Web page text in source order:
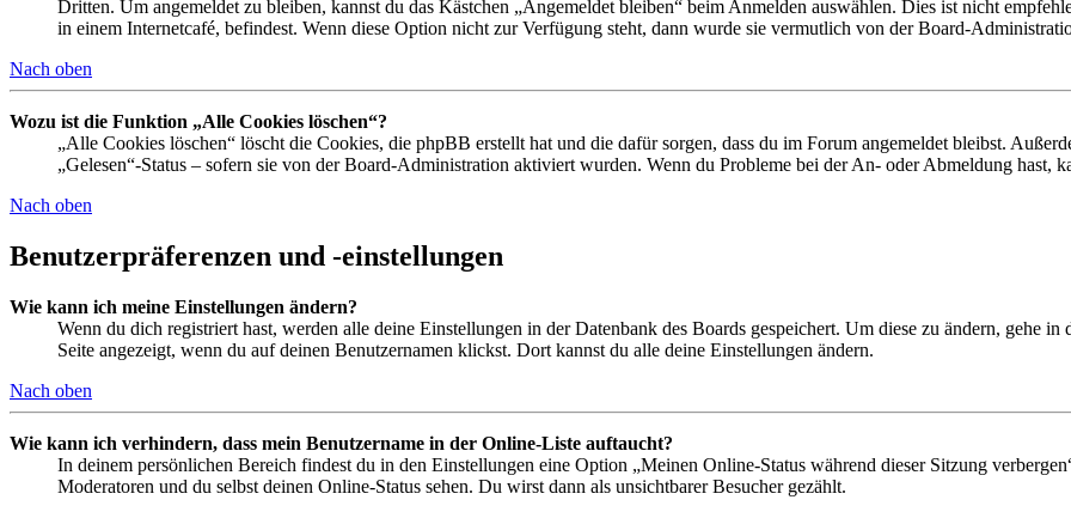
Dritten. Um angemeldet zu bleiben, kannst du das Kästchen „Angemeldet bleiben“ beim Anmelden auswählen. Dies ist nicht
in einem Internetcafé, befindest. Wenn diese Option nicht zur Verfügung steht, dann wurde sie vermutlich von der Board-
Nach oben
Wozu ist die Funktion „Alle Cookies löschen“?
„Alle Cookies löschen“ löscht die Cookies, die phpBB erstellt hat und die dafür sorgen, dass du im Forum angemeldet bleibst.
„Gelesen“-Status – sofern sie von der Board-Administration aktiviert wurden. Wenn du Probleme bei der An- oder Abmeldung hast,
Nach oben
Benutzerpräferenzen und -einstellungen
Wie kann ich meine Einstellungen ändern?
Wenn du dich registriert hast, werden alle deine Einstellungen in der Datenbank des Boards gespeichert. Um diese zu ändern, gehe
Seite angezeigt, wenn du auf deinen Benutzernamen klickst. Dort kannst du alle deine Einstellungen ändern.
Nach oben
Wie kann ich verhindern, dass mein Benutzername in der Online-Liste auftaucht?
In deinem persönlichen Bereich findest du in den Einstellungen eine Option „Meinen Online-Status während dieser Sitzung
Moderatoren und du selbst deinen Online-Status sehen. Du wirst dann als unsichtbarer Besucher gezählt.